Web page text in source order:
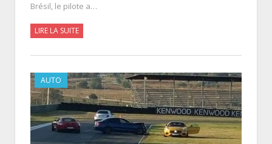
Brésil, le pilote a…
LIRE LA SUITE
AUTO